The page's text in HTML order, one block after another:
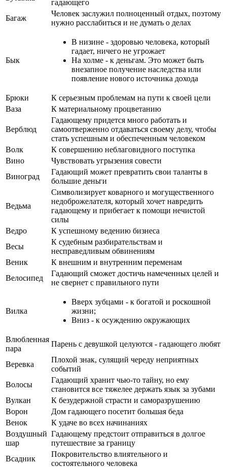
гадающего
Багаж
Человек заслужил полноценный отдых, поэтому
нужно расслабиться и не думать о делах
Бык
В низине - здоровью человека, который
гадает, ничего не угрожает
На холме - к деньгам. Это может быть
внезапное получение наследства или
появление нового источника дохода
Брюки
К серьезным проблемам на пути к своей цели
Ваза
К материальному процветанию
Верблюд
Гадающему придется много работать и
самоотверженно отдаваться своему делу, чтобы
стать успешным и обеспеченным человеком
Волк
К совершению неблаговидного поступка
Вино
Чувствовать угрызения совести
Виноград
Гадающий может превратить свои таланты в
большие деньги
Ведьма
Символизирует коварного и могущественного
недоброжелателя, который хочет навредить
гадающему и прибегает к помощи нечистой
силы
Ведро
К успешному ведению бизнеса
Весы
К судебным разбирательствам и
несправедливым обвинениям
Веник
К внешним и внутренним переменам
Велосипед
Гадающий сможет достичь намеченных целей и
не свернет с правильного пути
Вилка
Вверх зубцами - к богатой и роскошной
жизни;
Вниз - к осуждению окружающих
Влюбленная
пара
Парень с девушкой целуются - гадающего любят
Веревка
Плохой знак, сулящий череду неприятных
событий
Волосы
Гадающий хранит чью-то тайну, но ему
становится все тяжелее держать язык за зубами
Вулкан
К безудержной страсти и саморазрушению
Ворон
Дом гадающего посетит большая беда
Венок
К удаче во всех начинаниях
Воздушный
шар
Гадающему предстоит отправиться в долгое
путешествие за границу
Всадник
Покровительство влиятельного и
состоятельного человека